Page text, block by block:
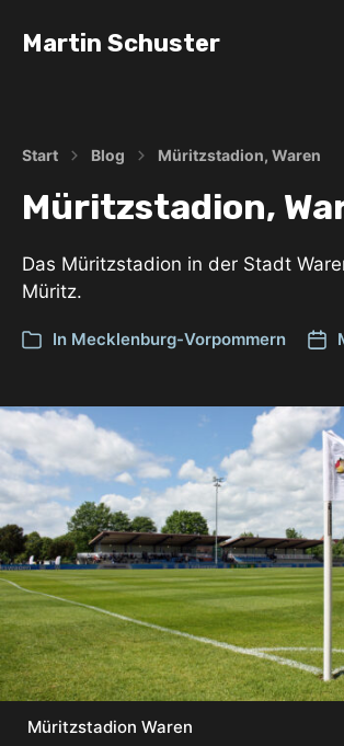
Martin Schuster
Start Blog Müritzstadion, Waren
Müritzstadion,
Das Müritzstadion in der Stadt
Müritz.
In Mecklenburg-Vorpommern
Müritzstadion Waren